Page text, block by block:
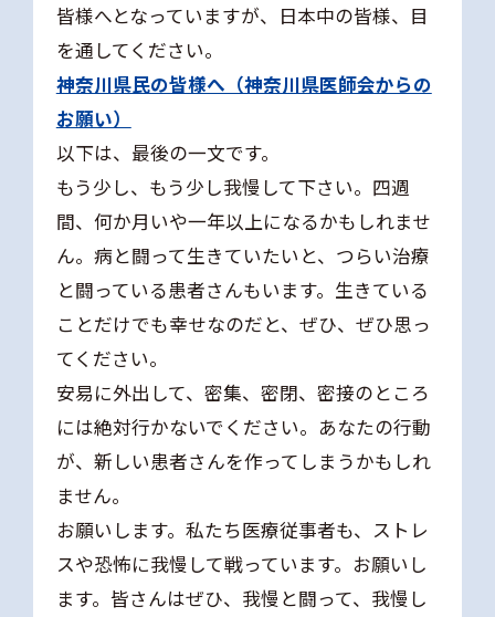
皆様へとなっていますが、日本中の皆様、目
を通してください。
神奈川県民の皆様へ（神奈川県医師会からの
お願い）
以下は、最後の一文です。
もう少し、もう少し我慢して下さい。四週
間、何か月いや一年以上になるかもしれませ
ん。病と闘って生きていたいと、つらい治療
と闘っている患者さんもいます。生きている
ことだけでも幸せなのだと、ぜひ、ぜひ思っ
てください。
安易に外出して、密集、密閉、密接のところ
には絶対行かないでください。あなたの行動
が、新しい患者さんを作ってしまうかもしれ
ません。
お願いします。私たち医療従事者も、ストレ
スや恐怖に我慢して戦っています。お願いし
ます。皆さんはぜひ、我慢と闘って、我慢し